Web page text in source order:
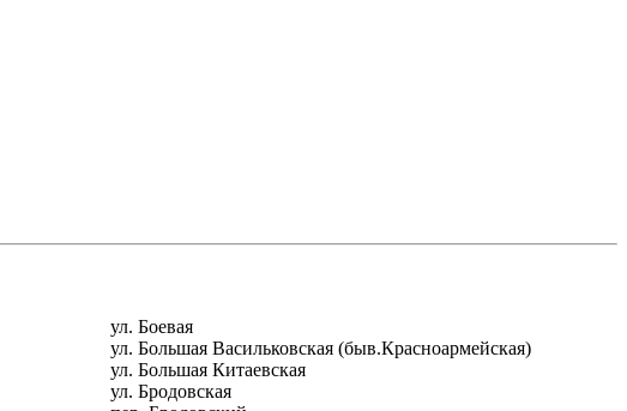
ул. Боевая
ул. Большая Васильковская (быв.Красноармейская)
ул. Большая Китаевская
ул. Бродовская